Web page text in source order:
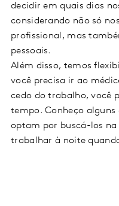
decidir em quais dias
considerando não só
profissional, mas
pessoais.
Além disso, temos
você precisa ir ao
cedo do trabalho, você
tempo. Conheço
optam por buscá-los na
trabalhar à noite